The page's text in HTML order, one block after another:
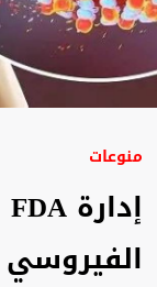
منوعات
الفيروسي D المزمن